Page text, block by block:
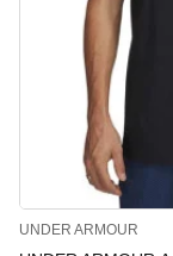
UNDER ARMOUR